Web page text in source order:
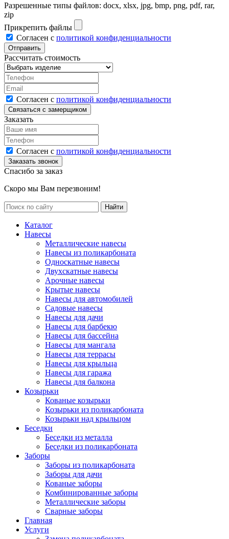
Разрешенные типы файлов: docx, xlsx, jpg, bmp, png, pdf, rar,
zip
Прикрепить файлы
Согласен с политикой конфиденциальности
Рассчитать стоимость
Согласен с политикой конфиденциальности
Заказать
Согласен с политикой конфиденциальности
Спасибо за заказ
Скоро мы Вам перезвоним!
Каталог
Навесы
Металлические навесы
Навесы из поликарбоната
Односкатные навесы
Двухскатные навесы
Арочные навесы
Крытые навесы
Навесы для автомобилей
Садовые навесы
Навесы для дачи
Навесы для барбекю
Навесы для бассейна
Навесы для мангала
Навесы для террасы
Навесы для крыльца
Навесы для гаража
Навесы для балкона
Козырьки
Кованые козырьки
Козырьки из поликарбоната
Козырьки над крыльцом
Беседки
Беседки из металла
Беседки из поликарбоната
Заборы
Заборы из поликарбоната
Заборы для дачи
Кованые заборы
Комбинированные заборы
Металлические заборы
Сварные заборы
Главная
Услуги